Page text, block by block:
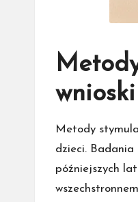
wnioski
Metody
dzieci. Badania
późniejszych